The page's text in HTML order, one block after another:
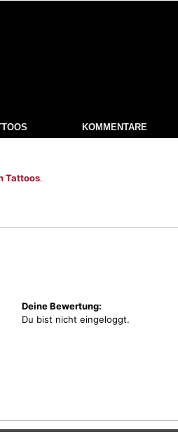
KOMMENTARE
Tattoos.
Deine Bewertung:
Du bist nicht eingeloggt.